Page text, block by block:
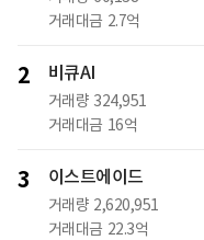
거래대금 2.7억
2 비큐AI
거래량 324,951
거래대금 16억
3 이스트에이드
거래량 2,620,951
거래대금 22.3억